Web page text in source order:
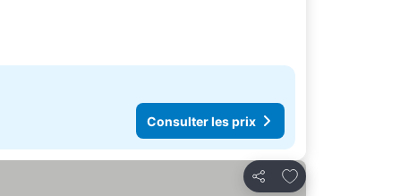
Consulter les prix
Partager
Ajouter à mes favoris